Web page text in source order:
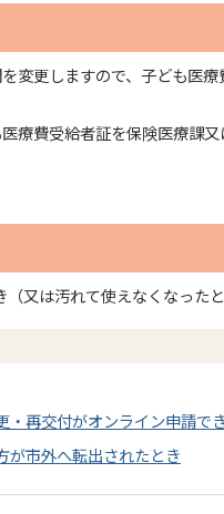
変更しますので、子ども医
療費受給者証を保険医療課
（又は汚れて使えなくなっ
再交付がオンライン申請で
が市外へ転出されたとき